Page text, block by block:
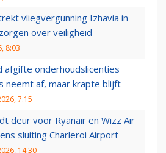
vliegvergunning Izhavia in
over veiligheid
8:03
afgifte onderhoudslicenties
neemt af, maar krapte blijft
7:15
deur voor Ryanair en Wizz Air
sluiting Charleroi Airport
14:30